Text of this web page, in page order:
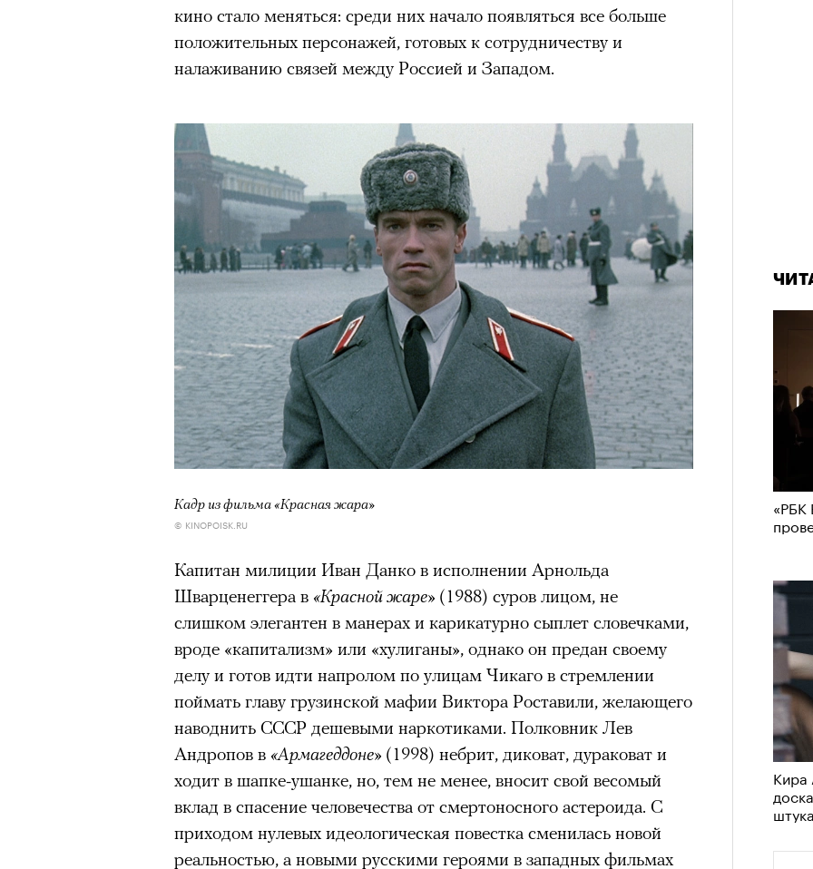
«РБК
Кира
кино стало меняться: среди них начало появляться все больше
положительных персонажей, готовых к сотрудничеству и
налаживанию связей между Россией и Западом.
Кадр из фильма «Красная жара»
© KINOPOISK.RU
Капитан милиции Иван Данко в исполнении Арнольда
Шварценеггера в «Красной жаре» (1988) суров лицом, не
слишком элегантен в манерах и карикатурно сыплет словечками,
вроде «капитализм» или «хулиганы», однако он предан своему
делу и готов идти напролом по улицам Чикаго в стремлении
поймать главу грузинской мафии Виктора Роставили, желающего
наводнить СССР дешевыми наркотиками. Полковник Лев
Андропов в «Армагеддоне» (1998) небрит, диковат, дураковат и
ходит в шапке-ушанке, но, тем не менее, вносит свой весомый
вклад в спасение человечества от смертоносного астероида. С
приходом нулевых идеологическая повестка сменилась новой
реальностью, а новыми русскими героями в западных фильмах